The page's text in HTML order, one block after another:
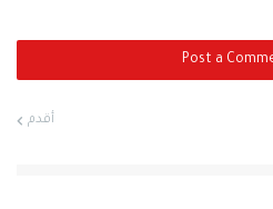
Post a
أقدم